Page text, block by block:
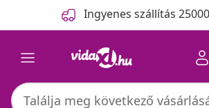
Ingyenes szállítás